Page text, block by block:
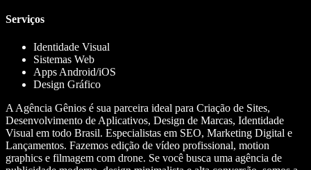
Serviços
Identidade Visual
Sistemas Web
Apps Android/iOS
Design Gráfico
A Agência Gênios é sua parceira ideal para Criação de Sites,
Desenvolvimento de Aplicativos, Design de Marcas, Identidade
Visual em todo Brasil. Especialistas em SEO, Marketing Digital e
Lançamentos. Fazemos edição de vídeo profissional, motion
graphics e filmagem com drone. Se você busca uma agência de